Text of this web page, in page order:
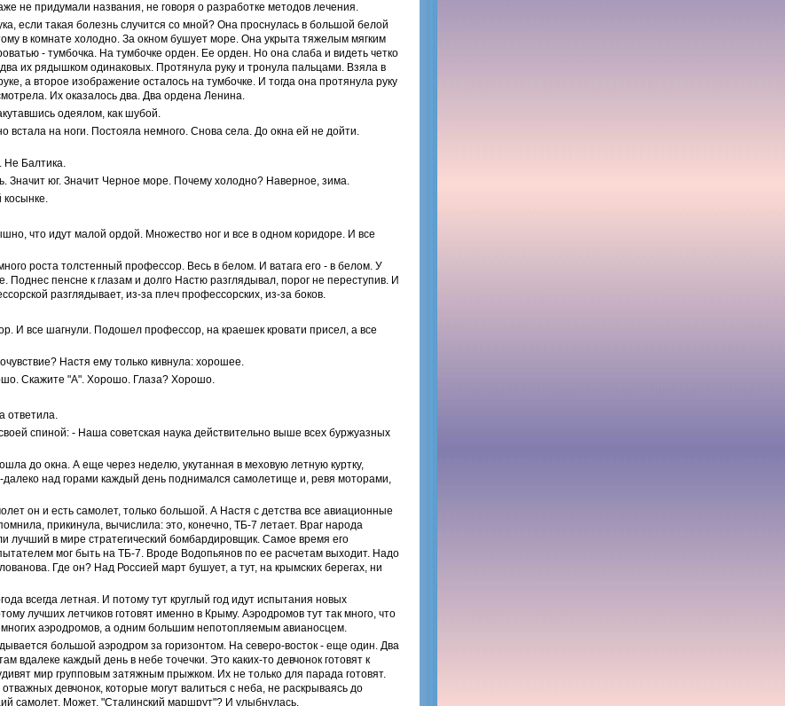
не придумали названия, не говоря о разработке методов лечения.
если такая болезнь случится со мной? Она проснулась в большой белой
в комнате холодно. За окном бушует море. Она укрыта тяжелым мягким
- тумбочка. На тумбочке орден. Ее орден. Но она слаба и видеть четко
их рядышком одинаковых. Протянула руку и тронула пальцами. Взяла в
а второе изображение осталось на тумбочке. И тогда она протянула руку
Их оказалось два. Два ордена Ленина.
одеялом, как шубой.
встала на ноги. Постояла немного. Снова села. До окна ей не дойти.
Не Балтика.
Значит юг. Значит Черное море. Почему холодно? Наверное, зима.
косынке.
что идут малой ордой. Множество ног и все в одном коридоре. И все
роста толстенный профессор. Весь в белом. И ватага его - в белом. У
Поднес пенсне к глазам и долго Настю разглядывал, порог не переступив. И
разглядывает, из-за плеч профессорских, из-за боков.
И все шагнули. Подошел профессор, на краешек кровати присел, а все
Настя ему только кивнула: хорошее.
Скажите "А". Хорошо. Глаза? Хорошо.
ответила.
спиной: - Наша советская наука действительно выше всех буржуазных
до окна. А еще через неделю, укутанная в меховую летную куртку,
далеко над горами каждый день поднимался самолетище и, ревя моторами,
он и есть самолет, только большой. А Настя с детства все авиационные
прикинула, вычислила: это, конечно, ТБ-7 летает. Враг народа
лучший в мире стратегический бомбардировщик. Самое время его
мог быть на ТБ-7. Вроде Водопьянов по ее расчетам выходит. Надо
Где он? Над Россией март бушует, а тут, на крымских берегах, ни
всегда летная. И потому тут круглый год идут испытания новых
лучших летчиков готовят именно в Крыму. Аэродромов тут так много, что
аэродромов, а одним большим непотопляемым авианосцем.
большой аэродром за горизонтом. На северо-восток - еще один. Два
вдалеке каждый день в небе точечки. Это каких-то девчонок готовят к
мир групповым затяжным прыжком. Их не только для парада готовят.
девчонок, которые могут валиться с неба, не раскрываясь до
самолет. Может, "Сталинский маршрут"? И улыбнулась.